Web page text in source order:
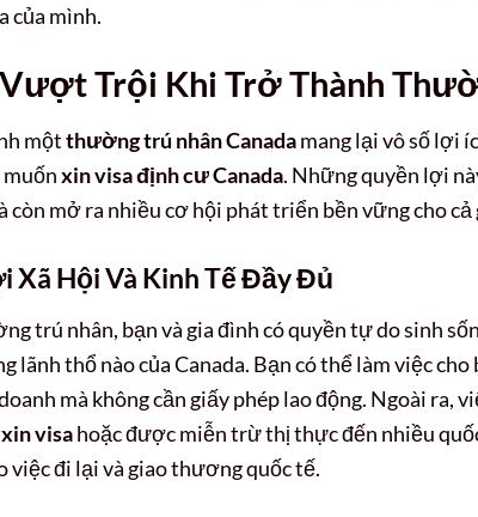
của mình.
Trội Khi Trở Thành
mộtthường trú nhân Canadamang lại vô số lợi
xin visa định cư Canada. Những quyền lợi
còn mở ra nhiều cơ hội phát triển bền vững cho cả
Xã Hội Và Kinh Tế Đầy Đủ
trú nhân, bạn và gia đình có quyền tự do sinh
lãnh thổ nào của Canada. Bạn có thể làm việc
mà không cần giấy phép lao động. Ngoài ra,
xin visahoặc được miễn trừ thị thực đến nhiều
việc đi lại và giao thương quốc tế.